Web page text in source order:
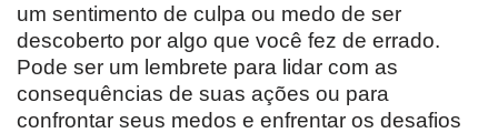
um sentimento de culpa ou medo de ser
descoberto por algo que você fez de errado.
Pode ser um lembrete para lidar com as
consequências de suas ações ou para
confrontar seus medos e enfrentar os desafios